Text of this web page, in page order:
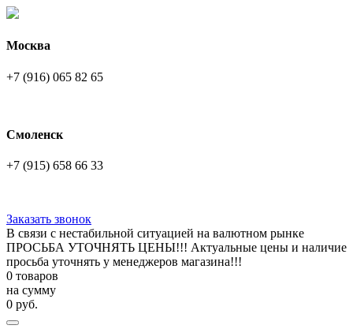
Москва
+7 (916) 065 82 65
Смоленск
+7 (915) 658 66 33
Заказать звонок
В связи с нестабильной ситуацией на валютном рынке
ПРОСЬБА УТОЧНЯТЬ ЦЕНЫ!!! Актуальные цены и наличие
просьба уточнять у менеджеров магазина!!!
0 товаров
на сумму
0 руб.